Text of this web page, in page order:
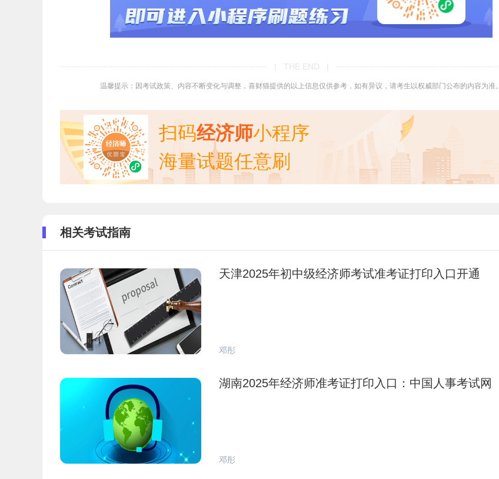
| THE END |
温馨提示：因考试政策、内容不断变化与调整，喜财猫提供的以上信息仅供参考，如有异议，请考生以权威部门公布的内容为准。
扫码经济师小程序
海量试题任意刷
相关考试指南
天津2025年初中级经济师考试准考证打印入口开通
邓彤
湖南2025年经济师准考证打印入口：中国人事考试网
邓彤